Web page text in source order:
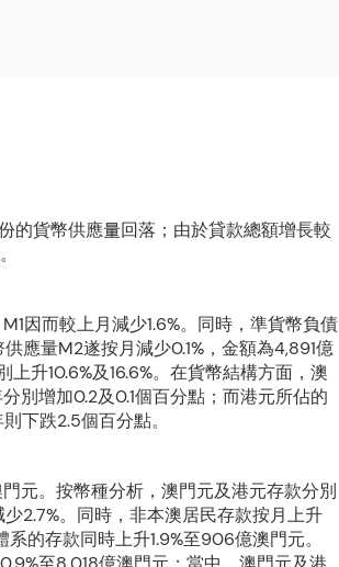
的貨幣供應量回落；由於貸款總額增長較
因而較上月減少1.6%。同時，準貨幣負債
應量M2遂按月減少0.1%，金額為4,891億
升10.6%及16.6%。在貨幣結構方面，澳
別增加0.2及0.1個百分點；而港元所佔的
下跌2.5個百分點。
元。按幣種分析，澳門元及港元存款分別
2.7%。同時，非本澳居民存款按月上升
的存款同時上升1.9%至906億澳門元。